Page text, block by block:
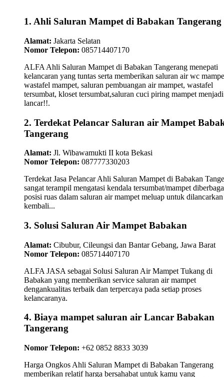
1. Ahli Saluran Mampet di Babakan Tangerang
Alamat: Jakarta Selatan
Nomor Telepon: 085714407170
ALFA Ahli Saluran Mampet di Babakan Tangerang menepati
kelancaran yang tuntas serta memberikan saluran air wc
wastafel mampet, saluran pembuangan air mampet, wastafel
tersumbat, kloset tersumbat,saluran cuci piring mampet menjadi
lancar!!.
2. Terdekat Pelancar Saluran air Mampet
Tangerang
Alamat: Jl. Wibawamukti II kota Bekasi
Nomor Telepon: 087777330203
Terdekat Jasa Pelancar Ahli Saluran Mampet di Babakan
sangat terampil mengatasi kendala tersumbat/mampet
posisi ruas dalam saluran air mampet meluap untuk dilancarkan
kembali...
3. Solusi Saluran Air Mampet Babakan
Alamat: Cibubur, Cileungsi dan Bantar Gebang, Jawa Barat
Nomor Telepon: 085714407170
ALFA JASA sebagai Solusi Saluran Air Mampet Tukang di
Babakan yang memberikan service saluran air mampet
dengankualitas terbaik dan terpercaya pada setiap proses
kelancaranya.
4. Biaya mampet saluran air Lancar Babakan
Tangerang
Nomor Telepon: +62 0852 8833 3039
Harga Ongkos Ahli Saluran Mampet di Babakan Tangerang
memberikan relatif harga bersahabat untuk kamu yang